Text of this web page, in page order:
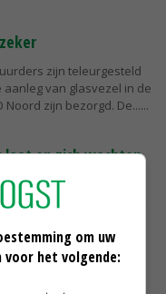
zijn teleurgesteld
van glasvezel in de
zijn bezorgd. De...
op zich wachten
de planning en kosten
Dat bleek deze week
en
om uw
voor het volgende: